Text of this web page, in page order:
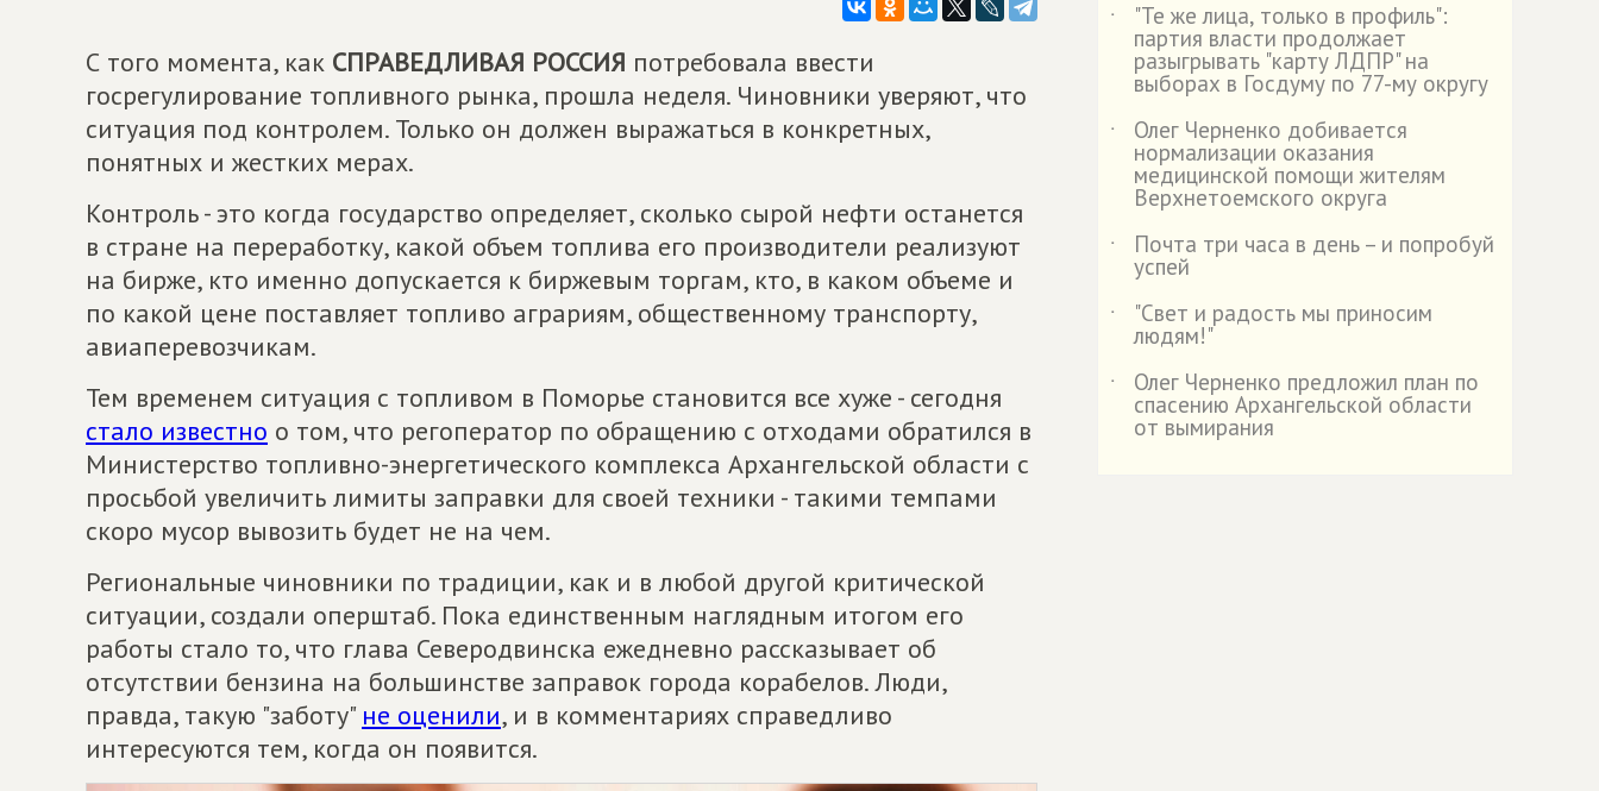
С того момента, как СПРАВЕДЛИВАЯ РОССИЯ потребовала ввести
госрегулирование топливного рынка, прошла неделя. Чиновники уверяют, что
ситуация под контролем. Только он должен выражаться в конкретных,
понятных и жестких мерах.
Контроль - это когда государство определяет, сколько сырой нефти останется
в стране на переработку, какой объем топлива его производители реализуют
на бирже, кто именно допускается к биржевым торгам, кто, в каком объеме и
по какой цене поставляет топливо аграриям, общественному транспорту,
авиаперевозчикам.
Тем временем ситуация с топливом в Поморье становится все хуже - сегодня
стало известно о том, что регоператор по обращению с отходами обратился в
Министерство топливно-энергетического комплекса Архангельской области с
просьбой увеличить лимиты заправки для своей техники - такими темпами
скоро мусор вывозить будет не на чем.
Региональные чиновники по традиции, как и в любой другой критической
ситуации, создали оперштаб. Пока единственным наглядным итогом его
работы стало то, что глава Северодвинска ежедневно рассказывает об
отсутствии бензина на большинстве заправок города корабелов. Люди,
правда, такую "заботу" не оценили, и в комментариях справедливо
интересуются тем, когда он появится.
˙ "Те же лица, только в профиль":
партия власти продолжает
разыгрывать "карту ЛДПР" на
выборах в Госдуму по 77-му округу
˙
Олег Черненко добивается
нормализации оказания
медицинской помощи жителям
Верхнетоемского округа
˙
Почта три часа в день – и попробуй
успей
˙
"Свет и радость мы приносим
людям!"
˙
Олег Черненко предложил план по
спасению Архангельской области
от вымирания